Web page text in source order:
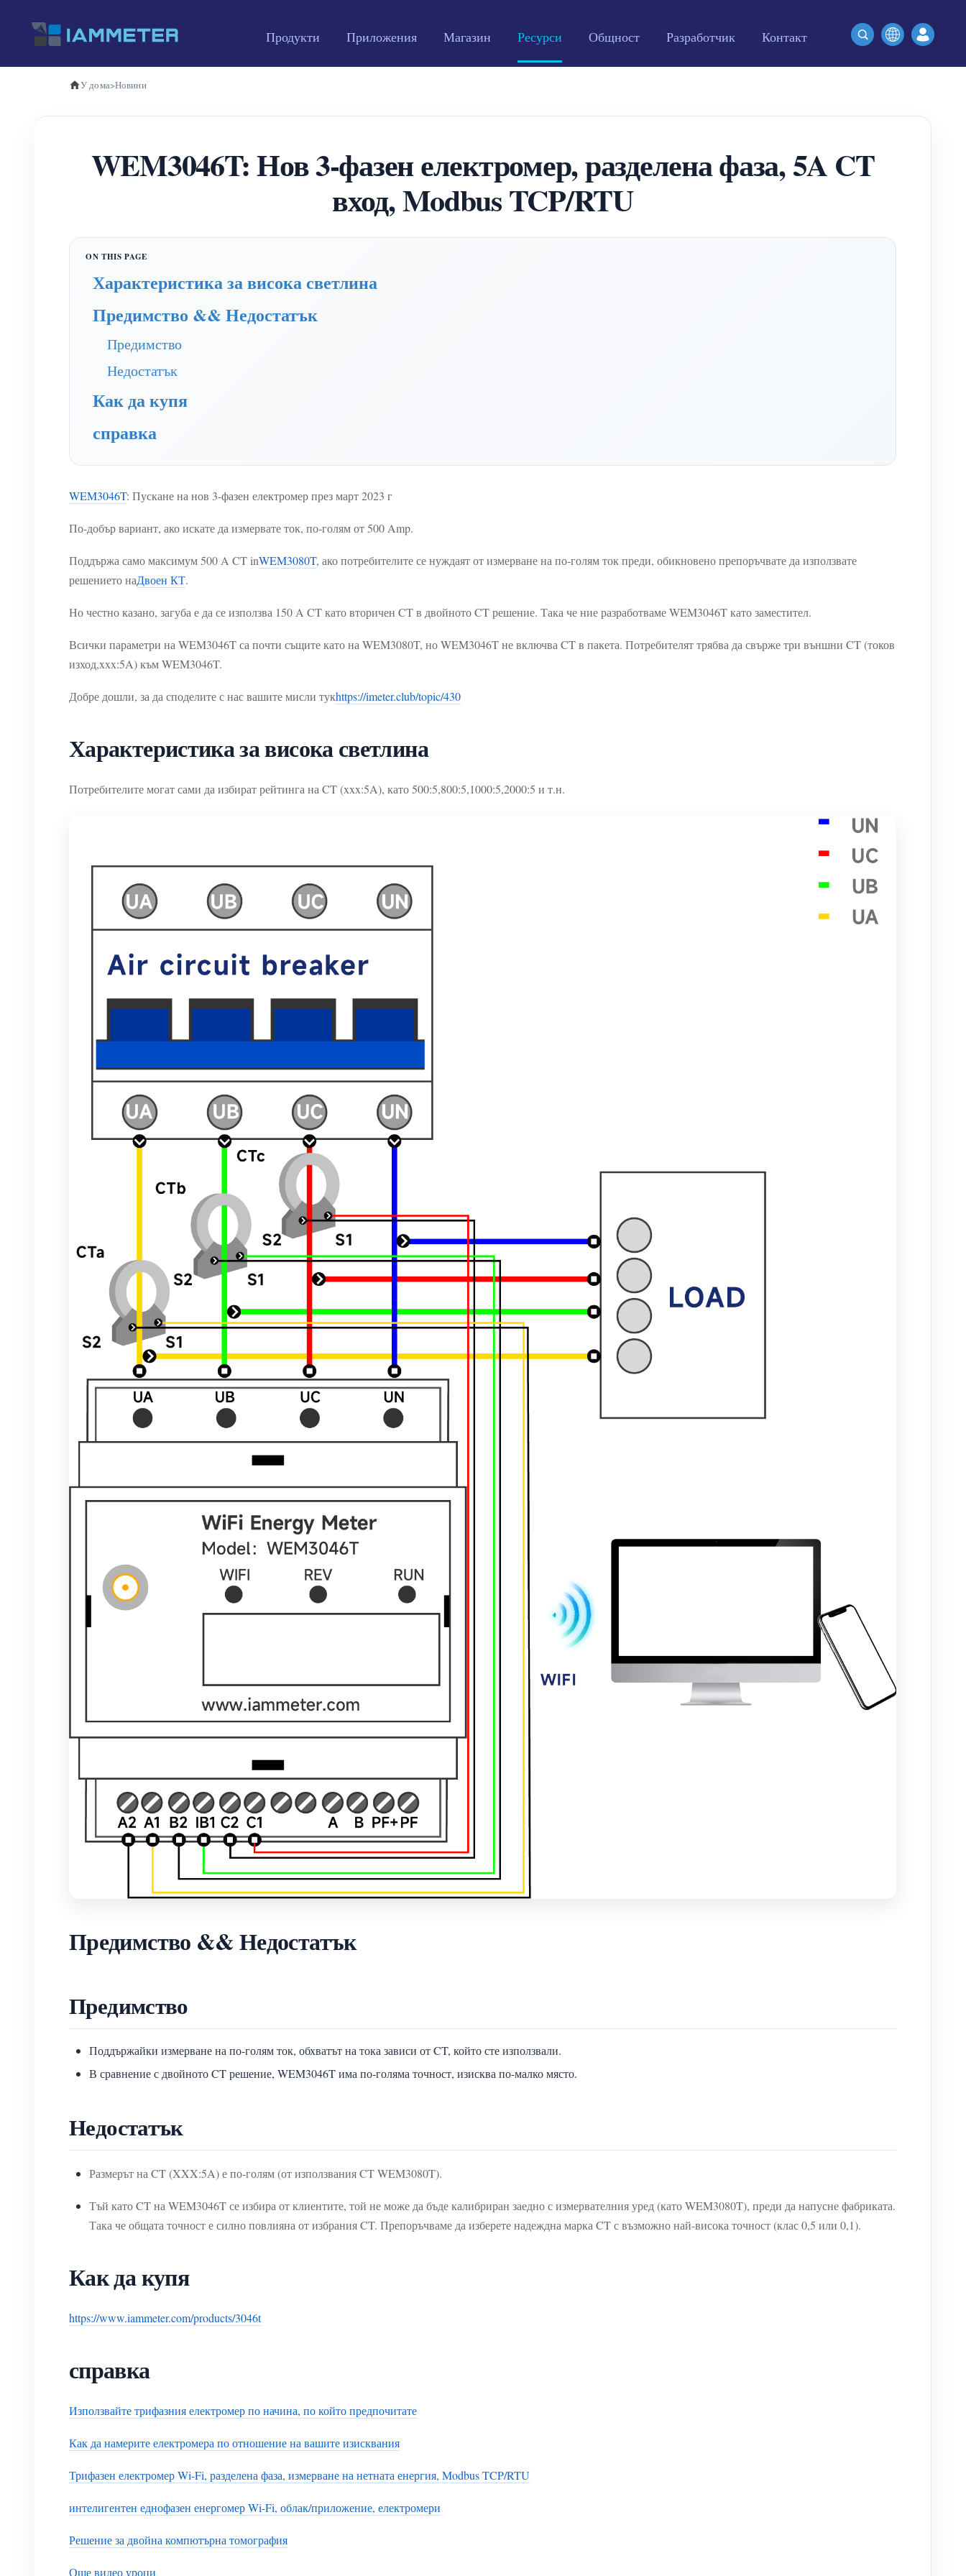
Продукти Приложения Магазин Ресурси Общност Разработчик Контакт
У дома>Новини
WEM3046T: Нов 3-фазен електромер, разделена фаза, 5A CT
вход, Modbus TCP/RTU
Характеристика за висока светлина
Предимство && Недостатък
Предимство
Недостатък
Как да купя
справка
WEM3046T: Пускане на нов 3-фазен електромер през март 2023 г
По-добър вариант, ако искате да измервате ток, по-голям от 500 Amp.
Поддържа само максимум 500 A CT inWEM3080T, ако потребителите се нуждаят от измерване на по-голям ток преди, обикновено препоръчвате да използвате
решението наДвоен КТ.
Но честно казано, загуба е да се използва 150 A CT като вторичен CT в двойното CT решение. Така че ние разработваме WEM3046T като заместител.
Всички параметри на WEM3046T са почти същите като на WEM3080T, но WEM3046T не включва CT в пакета. Потребителят трябва да свърже три външни CT (токов
изход,xxx:5A) към WEM3046T.
Добре дошли, за да споделите с нас вашите мисли тукhttps://imeter.club/topic/430
Характеристика за висока светлина
Потребителите могат сами да избират рейтинга на CT (xxx:5A), като 500:5,800:5,1000:5,2000:5 и т.н.
Предимство && Недостатък
Предимство
Поддържайки измерване на по-голям ток, обхватът на тока зависи от CT, който сте използвали.
В сравнение с двойното CT решение, WEM3046T има по-голяма точност, изисква по-малко място.
Недостатък
Размерът на CT (XXX:5A) е по-голям (от използвания CT WEM3080T).
Тъй като CT на WEM3046T се избира от клиентите, той не може да бъде калибриран заедно с измервателния уред (като WEM3080T), преди да напусне фабриката.
Така че общата точност е силно повлияна от избрания CT. Препоръчваме да изберете надеждна марка CT с възможно най-висока точност (клас 0,5 или 0,1).
Как да купя
https://www.iammeter.com/products/3046t
справка
Използвайте трифазния електромер по начина, по който предпочитате
Как да намерите електромера по отношение на вашите изисквания
Трифазен електромер Wi-Fi, разделена фаза, измерване на нетната енергия, Modbus TCP/RTU
интелигентен еднофазен енергомер Wi-Fi, облак/приложение, електромери
Решение за двойна компютърна томография
Още видео уроци